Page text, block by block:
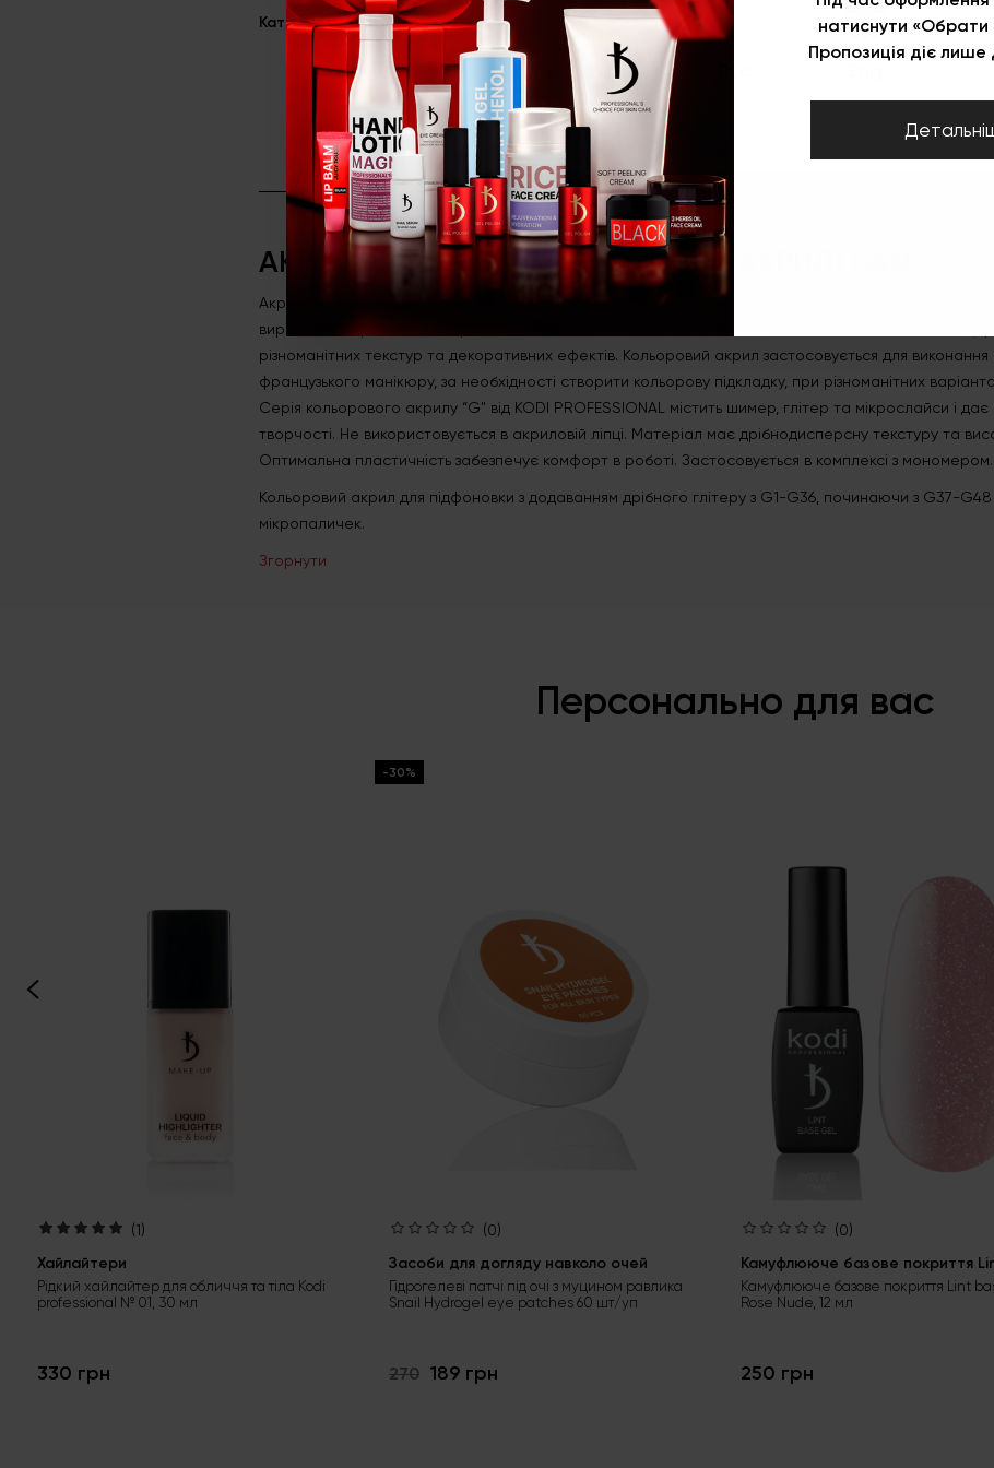
Укр
Категорія Акрилова система для нарощування нігтів
Акрилова пудра (кольоровий акрил) G40
АКРИЛОВА ПУДРА (КОЛЬОРОВИЙ АКРИЛ) G40
Акрилова пудра - один з тих матеріалів, що часто використовується в арсеналі nail-майстра.
вирішення широкого спектра задач в області нігтьової естетики - моделювання, зміцнення,
різноманітних текстур та декоративних ефектів. Кольоровий акрил застосовується для виконання
французького манікюру, за необхідності створити кольорову підкладку, при різноманітних
Серія кольорового акрилу “G" від KODI PROFESSIONAL містить шимер, глітер та мікрослайси і дає
творчості. Не використовується в акриловій ліпці. Матеріал має дрібнодисперсну текстуру та
Оптимальна пластичність забезпечує комфорт в роботі. Застосовується в комплексі з мономером.
Кольоровий акрил для підфоновки з додаванням дрібного глітеру з G1-G36, починаючи з G37-
мікропаличек.
Згорнути
Персонально для вас
(1)
Хайлайтери
Рідкий хайлайтер для обличчя та тіла Kodi
professional № 01, 30 мл
330 грн
-30%
(0)
Засоби для догляду навколо очей
Гідрогелеві патчі під очі з муцином равлика
Snail Hydrogel eye patches 60 шт/уп
270 189 грн
(0)
Камуфлююче базове покриття
Камуфлююче базове покриття Lint
Rose Nude, 12 мл
250 грн
натиснути «Обрати
Пропозиція діє лише